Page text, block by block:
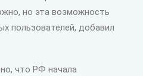
но эта возможность
пользователей, добавил
что РФ начала